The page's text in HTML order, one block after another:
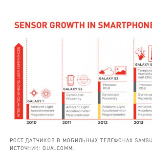
РОСТ ДАТЧИКОВ В МОБИЛЬНЫХ ТЕЛЕФОНАХ
ИСТОЧНИК: QUALCOMM.